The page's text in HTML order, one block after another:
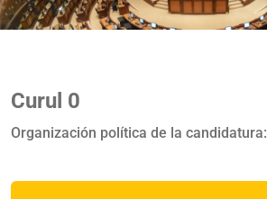
Curul 0
Organización política de la candidatura: